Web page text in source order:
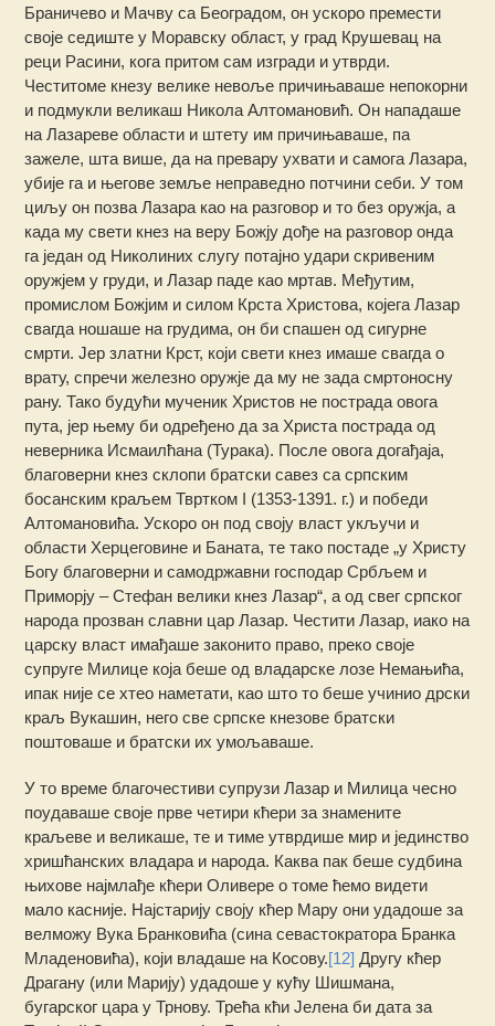
Браничево и Мачву са Београдом, он ускоро премести
своје седиште у Моравску област, у град Крушевац на
реци Расини, кога притом сам изгради и утврди.
Честитоме кнезу велике невоље причињаваше непокорни
и подмукли великаш Никола Алтомановић. Он нападаше
на Лазареве области и штету им причињаваше, па
зажеле, шта више, да на превару ухвати и самога Лазара,
убије га и његове земље неправедно потчини себи. У том
циљу он позва Лазара као на разговор и то без оружја, а
када му свети кнез на веру Божју дође на разговор онда
га један од Николиних слугу потајно удари скривеним
оружјем у груди, и Лазар паде као мртав. Међутим,
промислом Божјим и силом Крста Христова, којега Лазар
свагда ношаше на грудима, он би спашен од сигурне
смрти. Јер златни Крст, који свети кнез имаше свагда о
врату, спречи железно оружје да му не зада смртоносну
рану. Тако будући мученик Христов не пострада овога
пута, јер њему би одређено да за Христа пострада од
неверника Исмаилћана (Турака). После овога догађаја,
благоверни кнез склопи братски савез са српским
босанским краљем Твртком I (1353-1391. г.) и победи
Алтомановића. Ускоро он под своју власт укључи и
области Херцеговине и Баната, те тако постаде „у Христу
Богу благоверни и самодржавни господар Србљем и
Приморју – Стефан велики кнез Лазар“, а од свег српског
народа прозван славни цар Лазар. Честити Лазар, иако на
царску власт имађаше законито право, преко своје
супруге Милице која беше од владарске лозе Немањића,
ипак није се хтео наметати, као што то беше учинио дрски
краљ Вукашин, него све српске кнезове братски
поштоваше и братски их умољаваше.
У то време благочестиви супрузи Лазар и Милица чесно
поудаваше своје прве четири кћери за знамените
краљеве и великаше, те и тиме утврдише мир и јединство
хришћанских владара и народа. Каква пак беше судбина
њихове најмлађе кћери Оливере о томе ћемо видети
мало касније. Најстарију своју кћер Мару они удадоше за
велможу Вука Бранковића (сина севастократора Бранка
Младеновића), који владаше на Косову.[12] Другу кћер
Драгану (или Марију) удадоше у кућу Шишмана,
бугарског цара у Трнову. Трећа кћи Јелена би дата за